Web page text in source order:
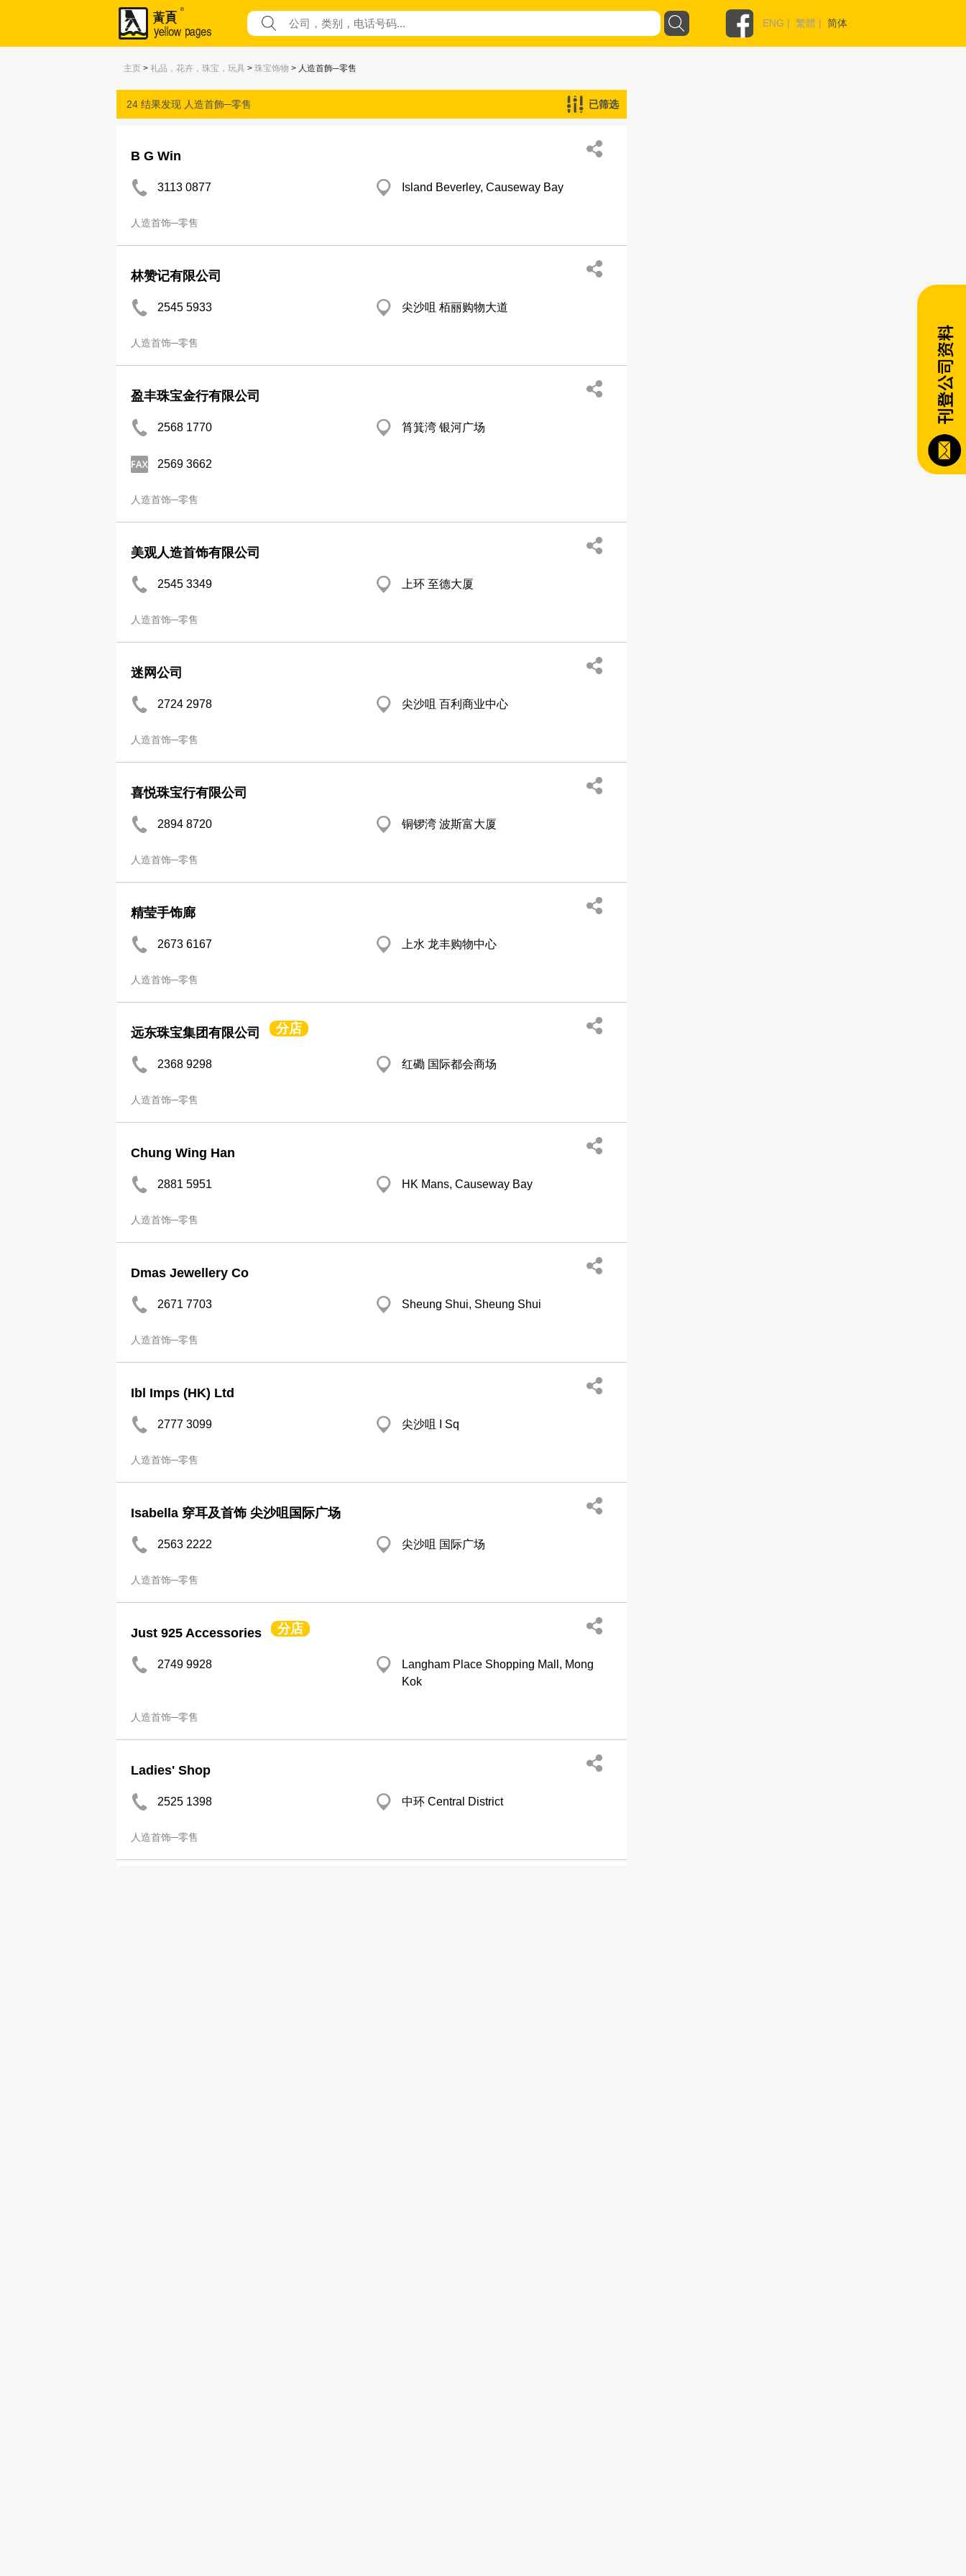
ENG | 繁體 | 简体
主页 > 礼品，花卉，珠宝，玩具 > 珠宝饰物 > 人造首飾─零售
24 结果发现 人造首飾─零售 已筛选
B G Win
3113 0877 Island Beverley, Causeway Bay
人造首饰─零售
林赞记有限公司
2545 5933 尖沙咀 栢丽购物大道
人造首饰─零售
盈丰珠宝金行有限公司
2568 1770 筲箕湾 银河广场
2569 3662
人造首饰─零售
美观人造首饰有限公司
2545 3349 上环 至德大厦
人造首饰─零售
迷网公司
2724 2978 尖沙咀 百利商业中心
人造首饰─零售
喜悦珠宝行有限公司
2894 8720 铜锣湾 波斯富大厦
人造首饰─零售
精莹手饰廊
2673 6167 上水 龙丰购物中心
人造首饰─零售
远东珠宝集团有限公司 分店
2368 9298 红磡 国际都会商场
人造首饰─零售
Chung Wing Han
2881 5951 HK Mans, Causeway Bay
人造首饰─零售
Dmas Jewellery Co
2671 7703 Sheung Shui, Sheung Shui
人造首饰─零售
Ibl Imps (HK) Ltd
2777 3099 尖沙咀 I Sq
人造首饰─零售
Isabella 穿耳及首饰 尖沙咀国际广场
2563 2222 尖沙咀 国际广场
人造首饰─零售
Just 925 Accessories 分店
2749 9928
Langham Place Shopping Mall, Mong
Kok
人造首饰─零售
Ladies' Shop
2525 1398 中环 Central District
人造首饰─零售